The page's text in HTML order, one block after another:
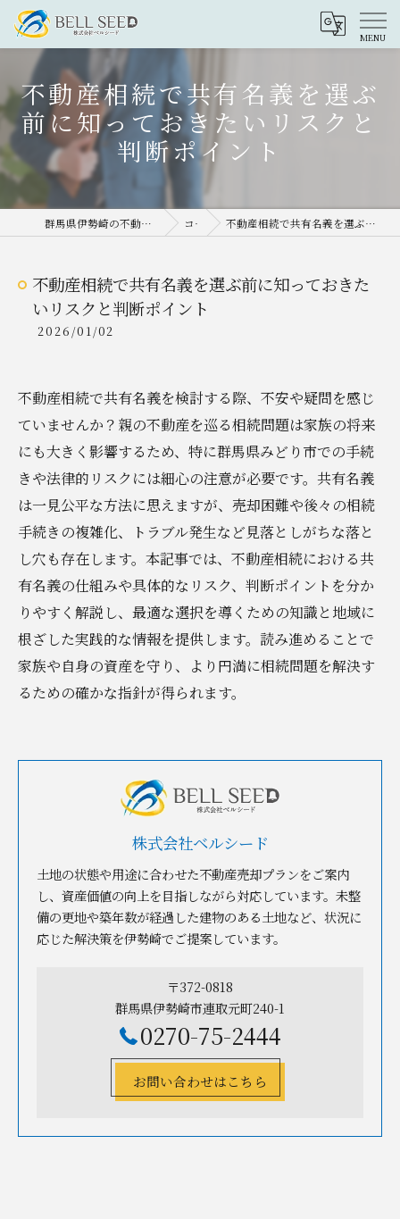
不動産相続で共有名義を選ぶ
前に知っておきたいリスクと
判断ポイント
群馬県伊勢崎の不動産売却なら株式会社ベルシード コラム 不動産相続で共有名義を選ぶ前に知っておきたいリスクと判断ポイント
不動産相続で共有名義を選ぶ前に知っておきた
いリスクと判断ポイント
2026/01/02
不動産相続で共有名義を検討する際、不安や疑問を感じ
ていませんか？親の不動産を巡る相続問題は家族の将来
にも大きく影響するため、特に群馬県みどり市での手続
きや法律的リスクには細心の注意が必要です。共有名義
は一見公平な方法に思えますが、売却困難や後々の相続
手続きの複雑化、トラブル発生など見落としがちな落と
し穴も存在します。本記事では、不動産相続における共
有名義の仕組みや具体的なリスク、判断ポイントを分か
りやすく解説し、最適な選択を導くための知識と地域に
根ざした実践的な情報を提供します。読み進めることで
家族や自身の資産を守り、より円満に相続問題を解決す
るための確かな指針が得られます。
株式会社ベルシード
土地の状態や用途に合わせた不動産売却プランをご案内
し、資産価値の向上を目指しながら対応しています。未整
備の更地や築年数が経過した建物のある土地など、状況に
応じた解決策を伊勢崎でご提案しています。
〒372-0818
群馬県伊勢崎市連取元町240-1
0270-75-2444
お問い合わせはこちら